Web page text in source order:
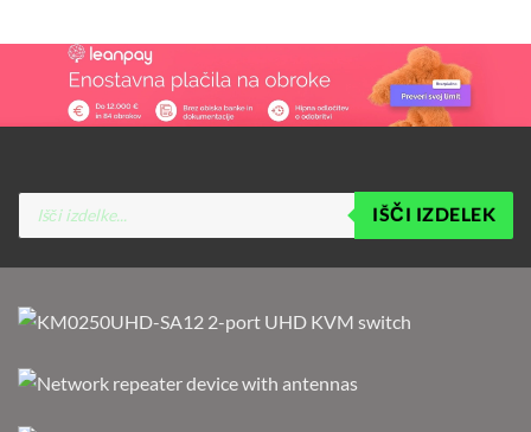
Products
search
IŠČI IZDELEK